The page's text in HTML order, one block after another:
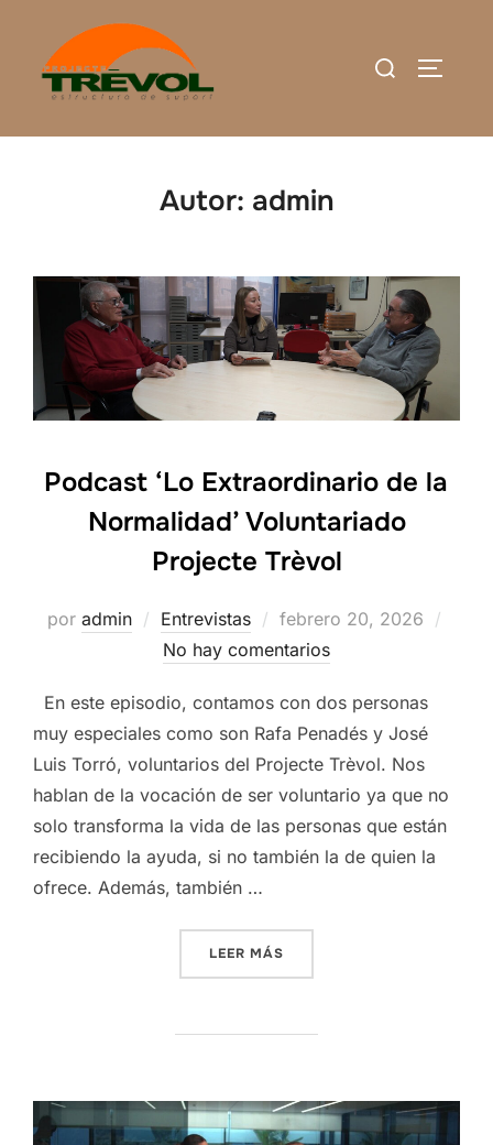
contenido
Buscar:
Autor: admin
Podcast ‘Lo Extraordinario de la
Normalidad’ Voluntariado
Projecte Trèvol
por admin Entrevistas
Publicado
el
febrero 20, 2026
No hay comentarios
En este episodio, contamos con dos personas
muy especiales como son Rafa Penadés y José
Luis Torró, voluntarios del Projecte Trèvol. Nos
hablan de la vocación de ser voluntario ya que no
solo transforma la vida de las personas que están
recibiendo la ayuda, si no también la de quien la
ofrece. Además, también …
LEER MÁS